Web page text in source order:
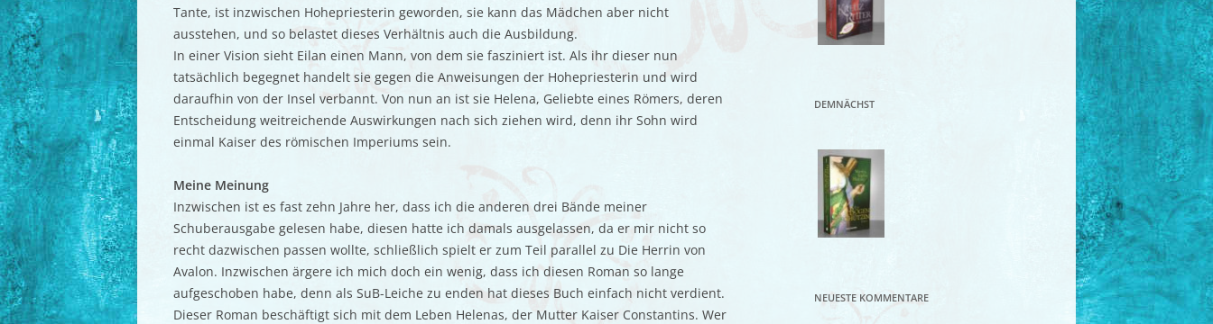
Tante, ist inzwischen Hohepriesterin geworden, sie kann das Mädchen aber nicht
ausstehen, und so belastet dieses Verhältnis auch die Ausbildung.
In einer Vision sieht Eilan einen Mann, von dem sie fasziniert ist. Als ihr dieser nun
tatsächlich begegnet handelt sie gegen die Anweisungen der Hohepriesterin und wird
daraufhin von der Insel verbannt. Von nun an ist sie Helena, Geliebte eines Römers, deren
Entscheidung weitreichende Auswirkungen nach sich ziehen wird, denn ihr Sohn wird
einmal Kaiser des römischen Imperiums sein.
Meine Meinung
Inzwischen ist es fast zehn Jahre her, dass ich die anderen drei Bände meiner
Schuberausgabe gelesen habe, diesen hatte ich damals ausgelassen, da er mir nicht so
recht dazwischen passen wollte, schließlich spielt er zum Teil parallel zu Die Herrin von
Avalon. Inzwischen ärgere ich mich doch ein wenig, dass ich diesen Roman so lange
aufgeschoben habe, denn als SuB-Leiche zu enden hat dieses Buch einfach nicht verdient.
Dieser Roman beschäftigt sich mit dem Leben Helenas, der Mutter Kaiser Constantins. Wer
DEMNÄCHST
NEUESTE KOMMENTARE